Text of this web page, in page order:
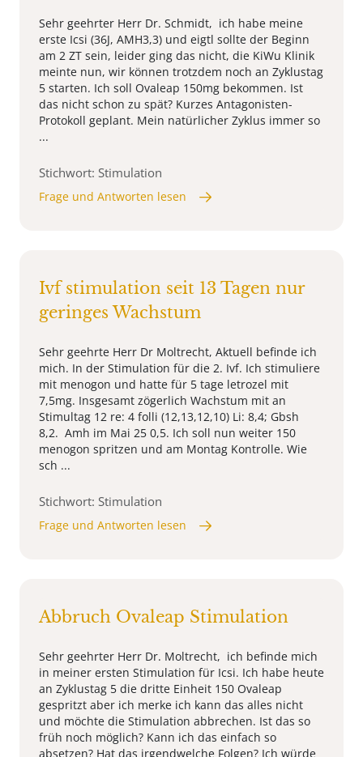
Sehr geehrter Herr Dr. Schmidt, ich habe meine
erste Icsi (36J, AMH3,3) und eigtl sollte der Beginn
am 2 ZT sein, leider ging das nicht, die KiWu Klinik
meinte nun, wir können trotzdem noch an Zyklustag
5 starten. Ich soll Ovaleap 150mg bekommen. Ist
das nicht schon zu spät? Kurzes Antagonisten-
Protokoll geplant. Mein natürlicher Zyklus immer so
...
Stichwort: Stimulation
Frage und Antworten lesen
Ivf stimulation seit 13 Tagen nur
geringes Wachstum
Sehr geehrte Herr Dr Moltrecht, Aktuell befinde ich
mich. In der Stimulation für die 2. Ivf. Ich stimuliere
mit menogon und hatte für 5 tage letrozel mit
7,5mg. Insgesamt zögerlich Wachstum mit an
Stimultag 12 re: 4 folli (12,13,12,10) Li: 8,4; Gbsh
8,2. Amh im Mai 25 0,5. Ich soll nun weiter 150
menogon spritzen und am Montag Kontrolle. Wie
sch ...
Stichwort: Stimulation
Frage und Antworten lesen
Abbruch Ovaleap Stimulation
Sehr geehrter Herr Dr. Moltrecht, ich befinde mich
in meiner ersten Stimulation für Icsi. Ich habe heute
an Zyklustag 5 die dritte Einheit 150 Ovaleap
gespritzt aber ich merke ich kann das alles nicht
und möchte die Stimulation abbrechen. Ist das so
früh noch möglich? Kann ich das einfach so
absetzen? Hat das irgendwelche Folgen? Ich würde